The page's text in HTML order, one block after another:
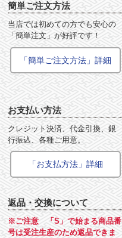
簡単ご注文方法
当店では初めての方でも安心の
「簡単注文」が好評です！
「簡単ご注文方法」詳細
お支払い方法
クレジット決済、代金引換、銀
行振込、各種ご用意。
「お支払方法」詳細
返品・交換について
※ご注意 「S」で始まる商品番
号は受注生産のため返品できま